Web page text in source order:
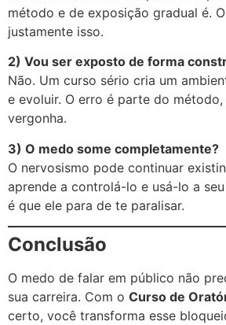
método e de exposição gradual é.
justamente isso.
2) Vou ser exposto de forma
Não. Um curso sério cria um
e evoluir. O erro é parte do
vergonha.
3) O medo some completamente?
O nervosismo pode continuar
aprende a controlá-lo e usá-lo a
é que ele para de te paralisar.
Conclusão
O medo de falar em público não
sua carreira. Com o Curso de
certo, você transforma esse